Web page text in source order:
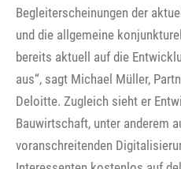
Begleiterscheinungen der
und die allgemeine
bereits aktuell auf die
aus“, sagt Michael Müller,
Deloitte. Zugleich sieht er
Bauwirtschaft, unter anderem
voranschreitenden